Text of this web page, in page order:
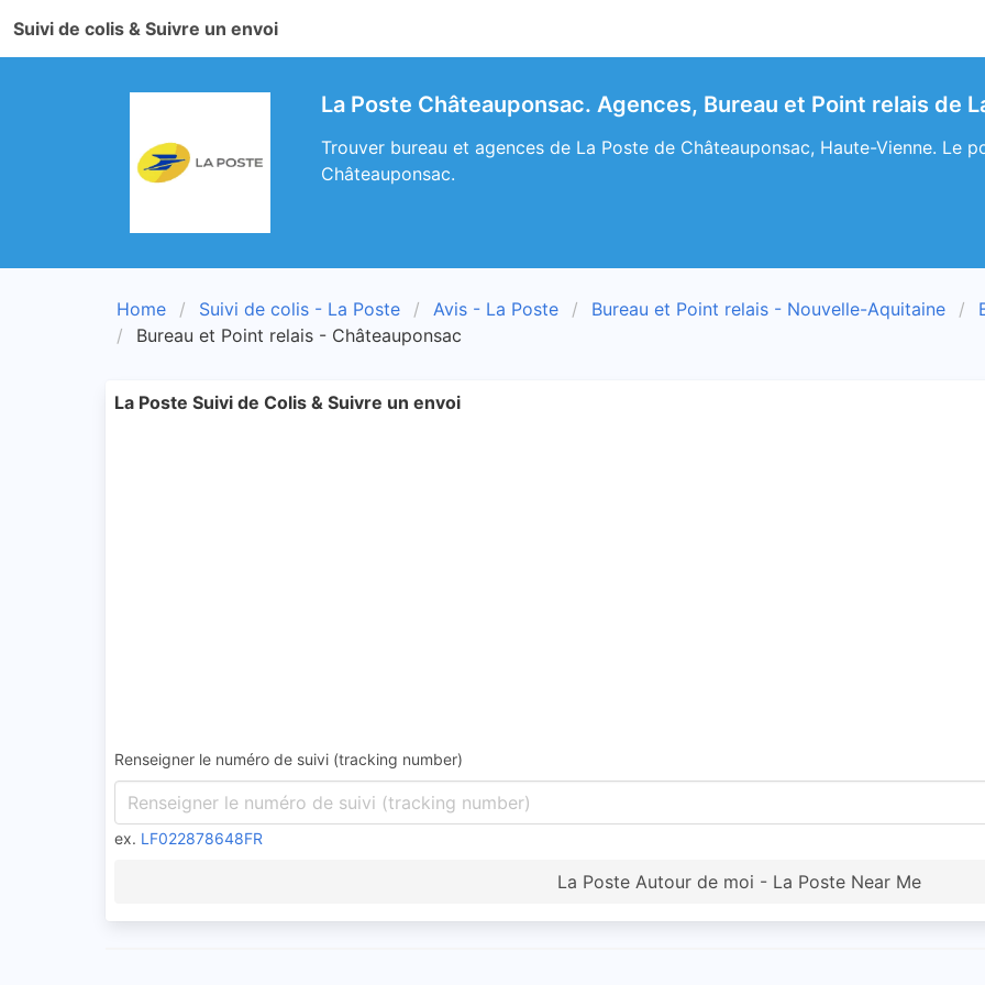
Suivi de colis & Suivre un envoi
La Poste Châteauponsac. Agences, Bureau et Point relais de
Trouver bureau et agences de La Poste de Châteauponsac, Haute-Vienne. Le
Châteauponsac.
Home Suivi de colis - La Poste Avis - La Poste Bureau et Point relais - Nouvelle-Aquitaine
Bureau et Point relais - Châteauponsac
La Poste Suivi de Colis & Suivre un envoi
Renseigner le numéro de suivi (tracking number)
ex. LF022878648FR
La Poste Autour de moi - La Poste Near Me